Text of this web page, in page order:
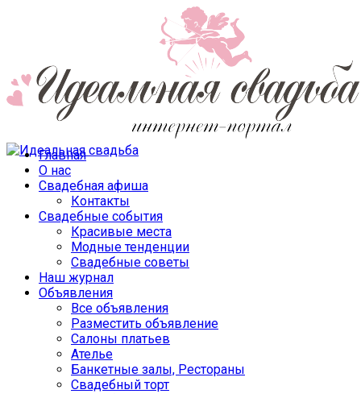
Главная
О нас
Свадебная афиша
Контакты
Свадебные события
Красивые места
Модные тенденции
Свадебные советы
Наш журнал
Объявления
Все объявления
Разместить объявление
Салоны платьев
Ателье
Банкетные залы, Рестораны
Свадебный торт